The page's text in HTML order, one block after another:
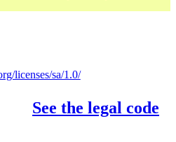
licenses/sa/1.0/
See the legal code